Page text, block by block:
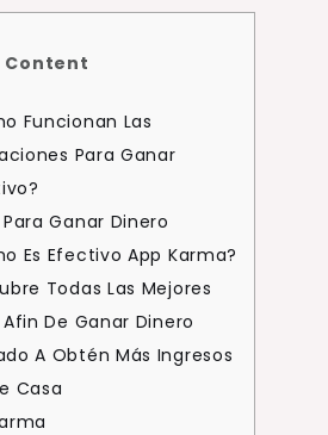
Content
Funcionan Las
Para Ganar
Ganar Dinero
Es Efectivo App Karma?
Todas Las Mejores
De Ganar Dinero
A Obtén Más Ingresos
Casa